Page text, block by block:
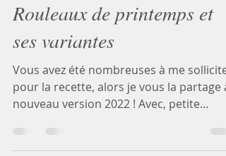
8 déc. 2022
2 min de lecture
Rouleaux de printemps et
ses variantes